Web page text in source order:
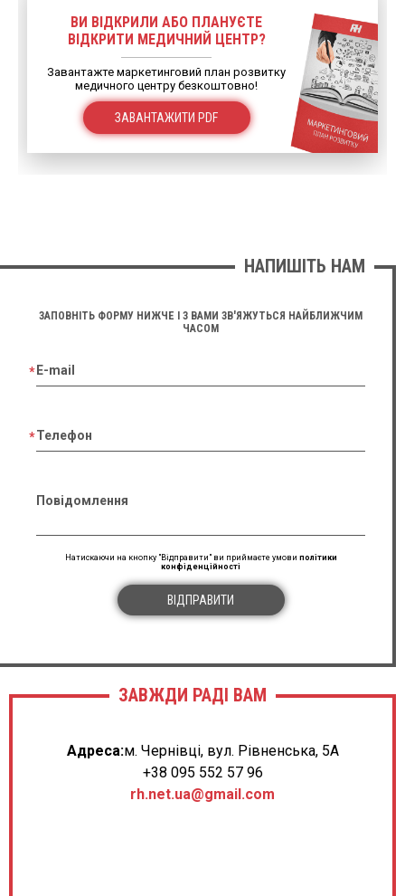
ВИ ВІДКРИЛИ АБО ПЛАНУЄТЕ
ВІДКРИТИ МЕДИЧНИЙ ЦЕНТР?
Завантажте маркетинговий план розвитку
медичного центру безкоштовно!
ЗАВАНТАЖИТИ PDF
НАПИШІТЬ НАМ
ЗАПОВНІТЬ ФОРМУ НИЖЧЕ І З ВАМИ ЗВ'ЯЖУТЬСЯ НАЙБЛИЖЧИМ
ЧАСОМ
E-mail
Телефон
Повідомлення
Натискаючи на кнопку "Відправити" ви приймаєте умови політики
конфіденційності
ВІДПРАВИТИ
ЗАВЖДИ РАДІ ВАМ
Адреса:м. Чернівці, вул. Рівненська, 5А
+38 095 552 57 96
rh.net.ua@gmail.com